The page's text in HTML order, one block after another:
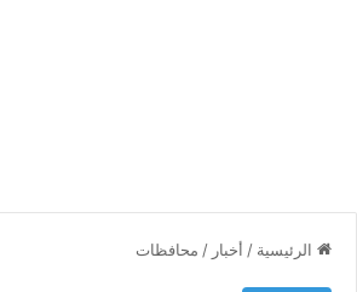
الرئيسية / أخبار / محافظات